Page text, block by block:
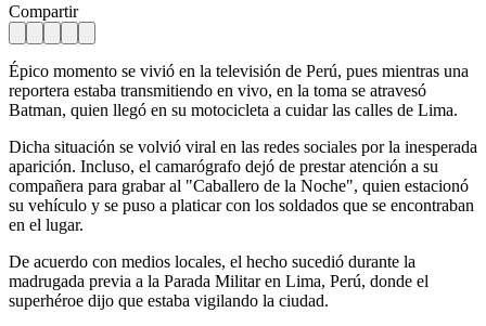
Compartir
Épico momento se vivió en la televisión de Perú, pues mientras una
reportera estaba transmitiendo en vivo, en la toma se atravesó
Batman, quien llegó en su motocicleta a cuidar las calles de Lima.
Dicha situación se volvió viral en las redes sociales por la inesperada
aparición. Incluso, el camarógrafo dejó de prestar atención a su
compañera para grabar al "Caballero de la Noche", quien estacionó
su vehículo y se puso a platicar con los soldados que se encontraban
en el lugar.
De acuerdo con medios locales, el hecho sucedió durante la
madrugada previa a la Parada Militar en Lima, Perú, donde el
superhéroe dijo que estaba vigilando la ciudad.